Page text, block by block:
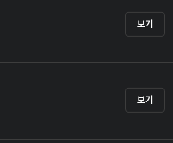
보기
보기